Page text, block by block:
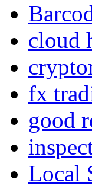
cloud
fx
good
Local